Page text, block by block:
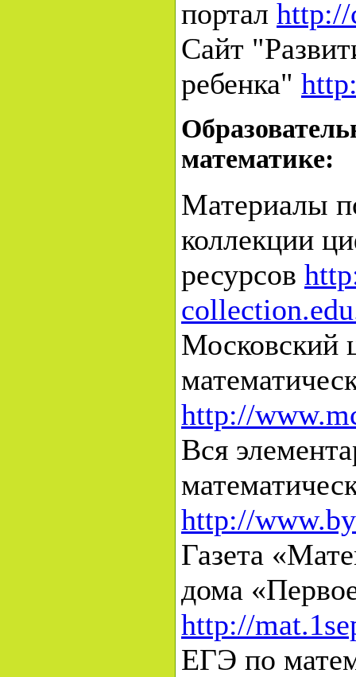
портал http://
Сайт
ребенка"
математике:
Материалы
коллекции
ресурсов
Московский
http://
Вся
http://
Газета
дома
http://
ЕГЭ по